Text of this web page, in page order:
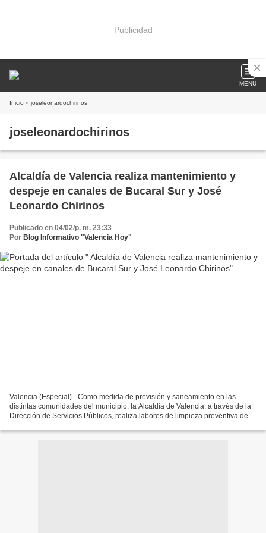
Publicidad
MENU
Inicio » joseleonardochirinos
joseleonardochirinos
Alcaldía de Valencia realiza mantenimiento y
despeje en canales de Bucaral Sur y José
Leonardo Chirinos
Publicado en 04/02/p. m. 23:33
Por Blog Informativo "Valencia Hoy"
Valencia (Especial).- Como medida de previsión y saneamiento en las
distintas comunidades del municipio. la Alcaldía de Valencia, a través de la
Dirección de Servicios Públicos, realiza labores de limpieza preventiva de